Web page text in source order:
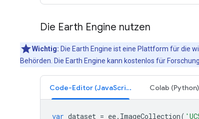
Die Earth Engine nutzen
Wichtig: Die Earth Engine ist eine Plattform für die
Behörden. Die Earth Engine kann kostenlos für
Code-Editor (JavaScript) Colab (Python)
var dataset = ee. ImageCollection(